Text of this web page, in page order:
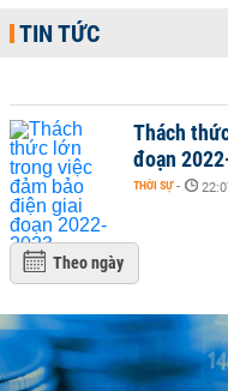
TIN TỨC
Thách
đoạn
THỜI SỰ -
Theo ngày